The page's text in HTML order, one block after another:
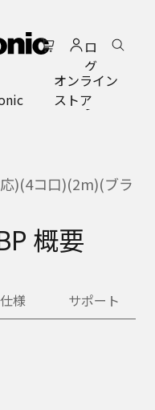
ロ
グ
イ
ン
オンライン
ストア
)(4コ口)(2m)(ブラ
概要
仕様 サポート